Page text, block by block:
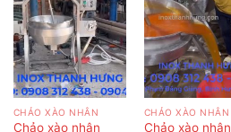
CHẢO XÀO NHÂN
Chảo xào nhân
CHẢO XÀO NHÂN
Chảo xào nhân